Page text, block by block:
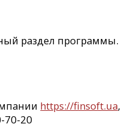
раздел программы.
https://finsoft.ua,
70-20